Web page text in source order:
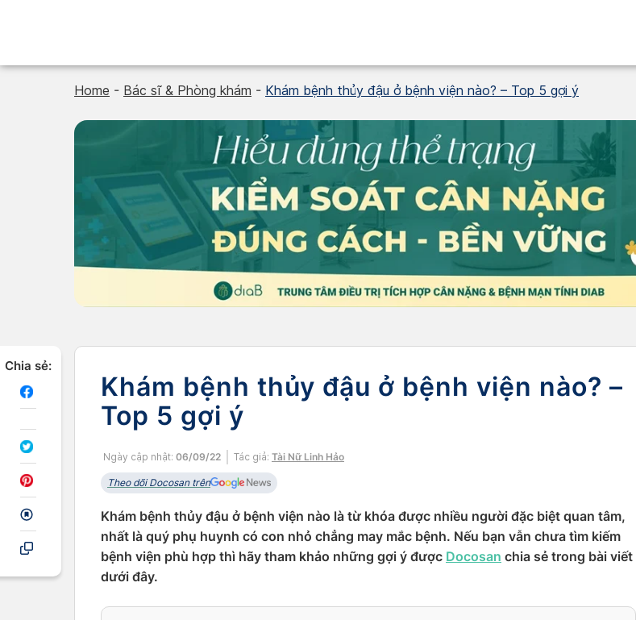
Home - Bác sĩ & Phòng khám - Khám bệnh thủy đậu ở bệnh viện nào? – Top 5 gợi ý
Chia sẻ:
Khám bệnh thủy đậu ở bệnh viện nào? –
Top 5 gợi ý
Ngày cập nhật: 06/09/22 Tác giả: Tài Nữ Linh Hảo
Theo dõi Docosan trên
Khám bệnh thủy đậu ở bệnh viện nào là từ khóa được nhiều người đặc biệt quan tâm,
nhất là quý phụ huynh có con nhỏ chẳng may mắc bệnh. Nếu bạn vẫn chưa tìm kiếm
bệnh viện phù hợp thì hãy tham khảo những gợi ý được Docosan chia sẻ trong bài viết
dưới đây.